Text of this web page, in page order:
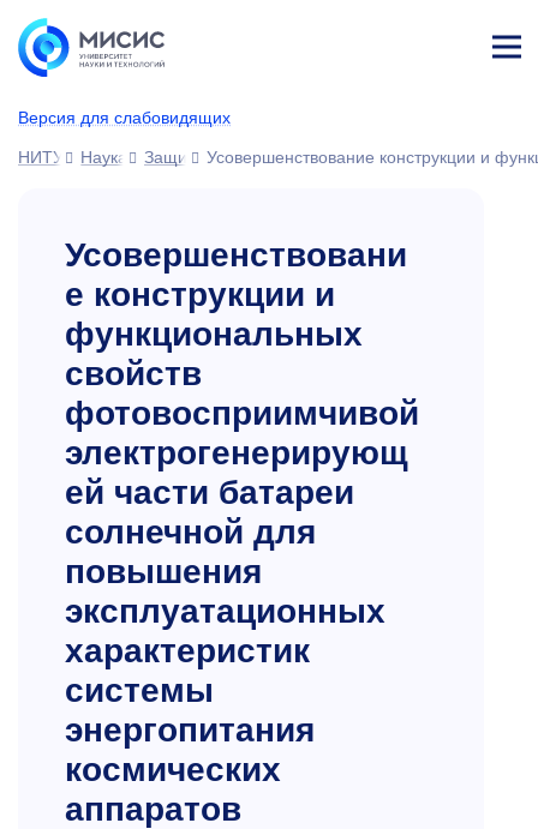
Версия для слабовидящих
ине
НИТУ МИСИС
Наука Защиты диссертаций
Усовершенствование конструкции и
Усовершенствовани
е конструкции и
функциональных
свойств
фотовосприимчивой
электрогенерирующ
ей части батареи
солнечной для
повышения
эксплуатационных
характеристик
системы
энергопитания
космических
аппаратов